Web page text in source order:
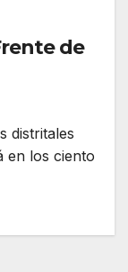
de
distritales
en los ciento